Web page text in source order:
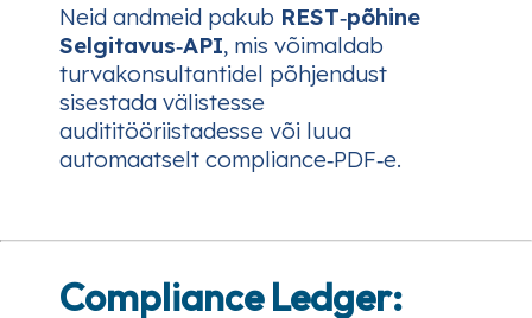
Neid andmeid pakub REST‑põhine
Selgitavus‑API, mis võimaldab
turvakonsultantidel põhjendust
sisestada välistesse
audititööriistadesse või luua
automaatselt compliance‑PDF‑e.
Compliance Ledger: